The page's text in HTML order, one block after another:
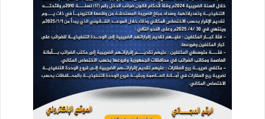
استغرق الفلسطينيون بعض الوقت قبل أن يأتيهم الجواب واضحاً
من الأمانة العامة لجامعة الدول العربية بأنه “لن يكون هناك أي
دعوة لاجتماع طارئ، وعليكم انتظار الدورة العادية لاجتماع الجامعة
الذي سيكون في التاسع من سبتمبر/أيلول” الحالي، حيث كانت
الإمارات والبحرين، ومن خلفهما السعودية ومصر، يرفضون الطلب
الفلسطيني.